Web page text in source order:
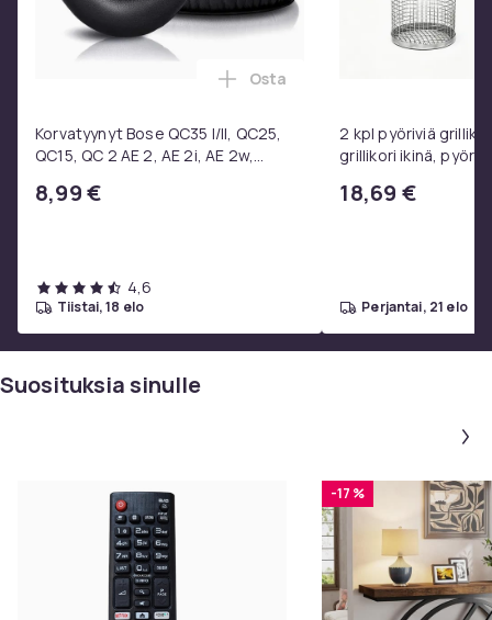
Korvatyynyt Bose QC35 I/II, QC25,
QC15, QC 2 AE 2, AE 2i, AE 2w,
8,99 €
Lisää Korvatyynyt Bose QC35
Osta
4,6
tiistai, 18 elo
2 kpl pyöriviä
grillikori ikinä,
valmistettu
18,69 €
perjantai, 21 elo
Suosituksia sinulle
-17 %